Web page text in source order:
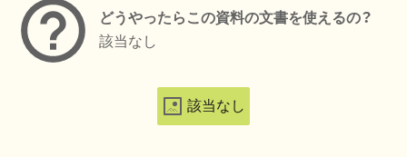
どうやったらこの資料の文書を使えるの？
該当なし
該当なし